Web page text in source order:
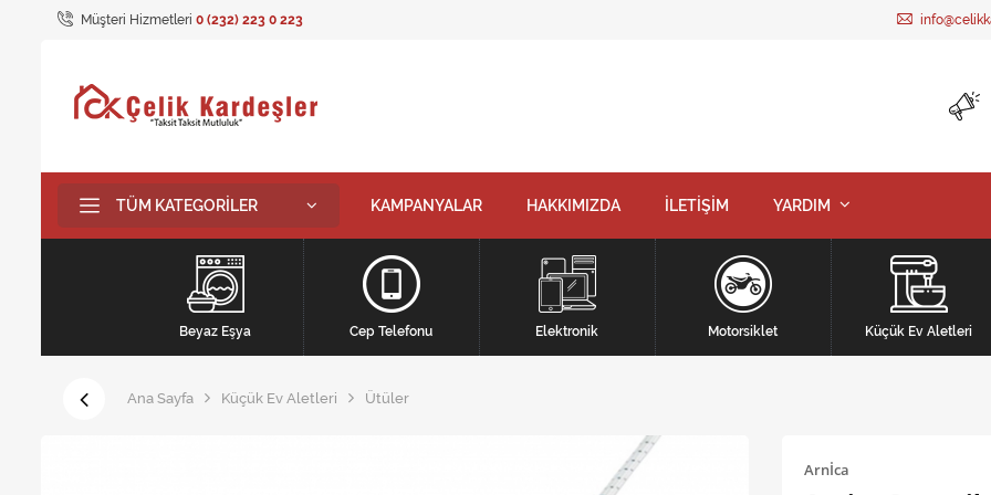
Müşteri Hizmetleri 0 (232) 223 0 223
TÜM KATEGORILER KAMPANYALAR HAKKIMIZDA İLETİŞİM YARDIM
Beyaz Eşya Cep Telefonu Elektronik Motorsiklet Küçük Ev Aletleri
Ana Sayfa Küçük Ev Aletleri Ütüler
Arnİca